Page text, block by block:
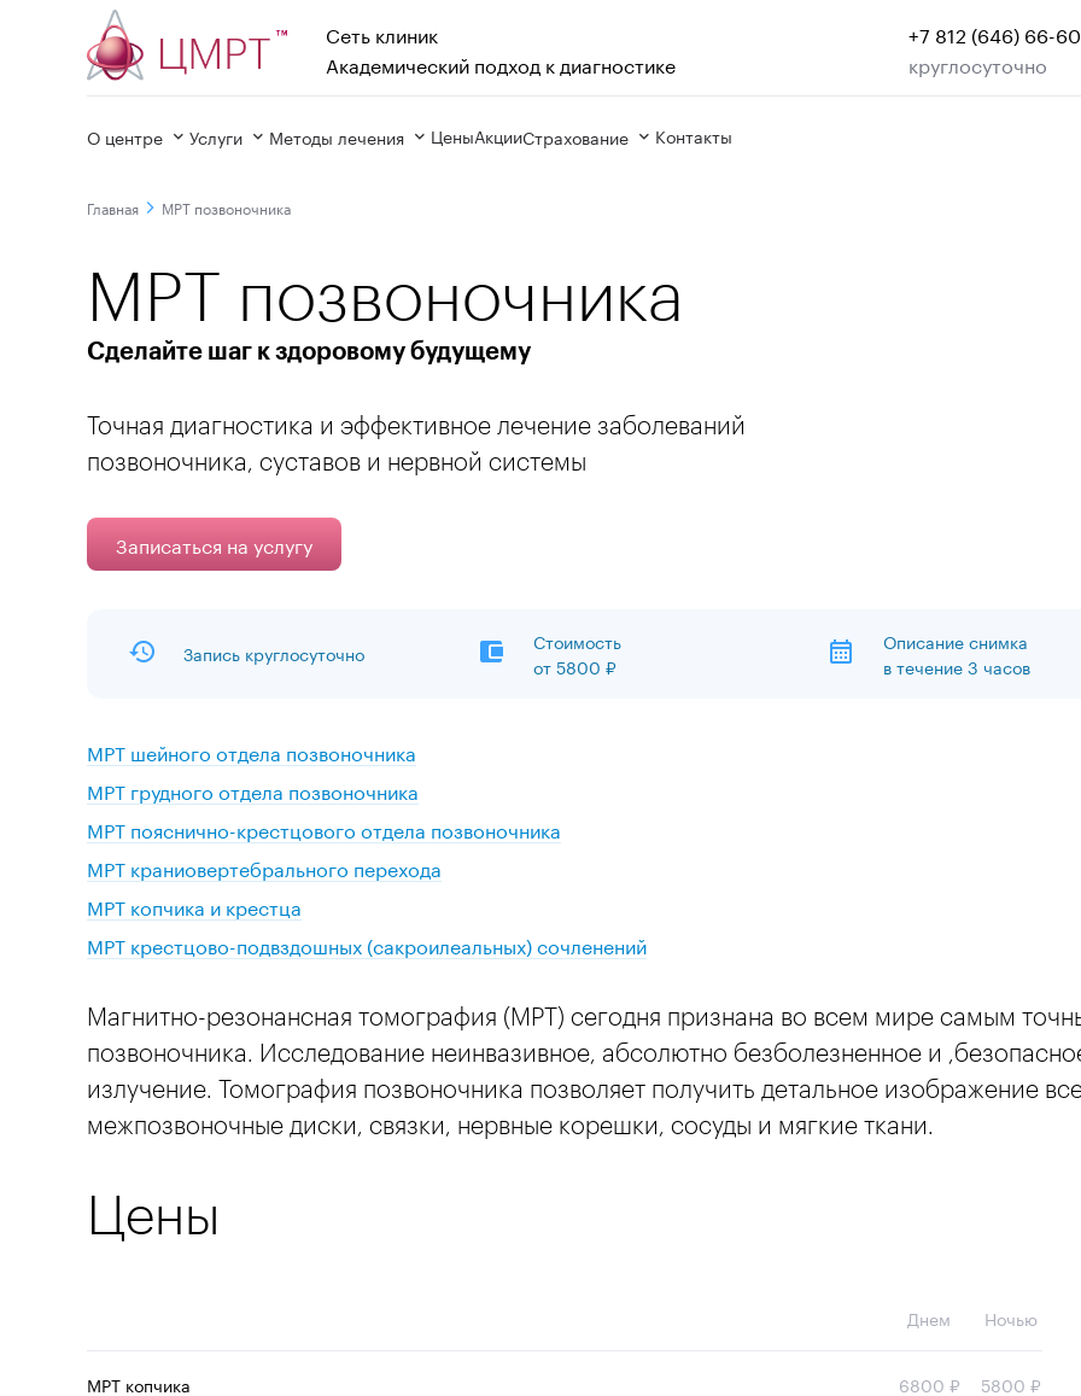
Сеть клиник
Академический подход к диагностике
+7 812 (646) 66-60
круглосуточно
О центре Услуги Методы лечения ЦеныАкцииСтрахование Контакты
Главная МРТ позвоночника
МРТ позвоночника
Сделайте шаг к здоровому будущему
Точная диагностика и эффективное лечение заболеваний
позвоночника, суставов и нервной системы
Записаться на услугу
Запись круглосуточно
Стоимость
от5800 ₽
Описание снимка
в течение 3 часов
МРТ шейного отдела позвоночника
МРТ грудного отдела позвоночника
МРТ пояснично-крестцового отдела позвоночника
МРТ краниовертебрального перехода
МРТ копчика и крестца
МРТ крестцово-подвздошных (сакроилеальных) сочленений
Магнитно-резонансная томография (МРТ) сегодня признана во всем мире самым
позвоночника. Исследование неинвазивное, абсолютно безболезненное и
излучение. Томография позвоночника позволяет получить детальное изображение
межпозвоночные диски, связки, нервные корешки, сосуды и мягкие ткани.
Цены
Днем Ночью
МРТ копчика 6800 ₽ 5800 ₽